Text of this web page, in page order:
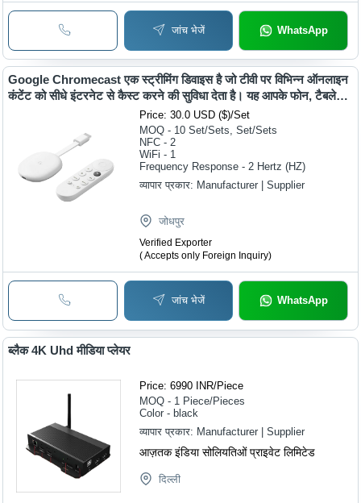
जांच भेजें WhatsApp
Google Chromecast एक स्ट्रीमिंग डिवाइस है जो टीवी पर विभिन्न ऑनलाइन
कंटेंट को सीधे इंटरनेट से कैस्ट करने की सुविधा देता है। यह आपके फोन, टैबलेट
या कंप्यूटर से वीडियो, म्यूजिक और अन्य मीडिया को बड़ी स्क्रीन पर आसानी से
Price: 30.0 USD ($)/Set
MOQ - 10 Set/Sets, Set/Sets
NFC - 2
WiFi - 1
Frequency Response - 2 Hertz (HZ)
व्यापार प्रकार: Manufacturer | Supplier
जोधपुर
Verified Exporter
( Accepts only Foreign Inquiry)
जांच भेजें WhatsApp
ब्लैक 4K Uhd मीडिया प्लेयर
Price: 6990 INR/Piece
MOQ - 1 Piece/Pieces
Color - black
व्यापार प्रकार: Manufacturer | Supplier
आज़तक इंडिया सोलियतिओं प्राइवेट लिमिटेड
दिल्ली